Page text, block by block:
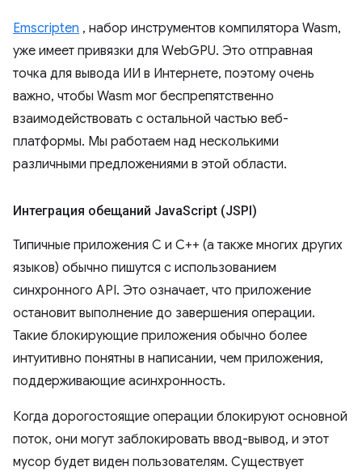
Emscripten , набор инструментов компилятора Wasm,
уже имеет привязки для WebGPU. Это отправная
точка для вывода ИИ в Интернете, поэтому очень
важно, чтобы Wasm мог беспрепятственно
взаимодействовать с остальной частью веб-
платформы. Мы работаем над несколькими
различными предложениями в этой области.
Интеграция обещаний JavaScript (JSPI)
Типичные приложения C и C++ (а также многих других
языков) обычно пишутся с использованием
синхронного API. Это означает, что приложение
остановит выполнение до завершения операции.
Такие блокирующие приложения обычно более
интуитивно понятны в написании, чем приложения,
поддерживающие асинхронность.
Когда дорогостоящие операции блокируют основной
поток, они могут заблокировать ввод-вывод, и этот
мусор будет виден пользователям. Существует